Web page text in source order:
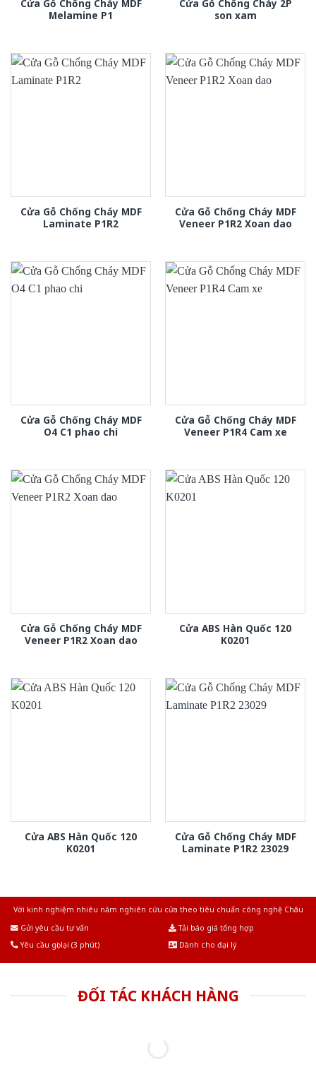
Cửa Gỗ Chống Cháy MDF
Melamine P1
Cửa Gỗ Chống Cháy 2P
son xam
Cửa Gỗ Chống Cháy MDF
Laminate P1R2
Cửa Gỗ Chống Cháy MDF
Veneer P1R2 Xoan dao
Cửa Gỗ Chống Cháy MDF
O4 C1 phao chi
Cửa Gỗ Chống Cháy MDF
Veneer P1R4 Cam xe
Cửa Gỗ Chống Cháy MDF
Veneer P1R2 Xoan dao
Cửa ABS Hàn Quốc 120
K0201
Cửa ABS Hàn Quốc 120
K0201
Cửa Gỗ Chống Cháy MDF
Laminate P1R2 23029
Với kinh nghiệm nhiêu năm nghiên cứu cửa theo tiêu chuẩn công nghệ Châu
Gửi yêu cầu tư vấn
Tải báo giá tổng hợp
Yêu cầu gọi lại (3 phút)
Dành cho đại lý
ĐỐI TÁC KHÁCH HÀNG